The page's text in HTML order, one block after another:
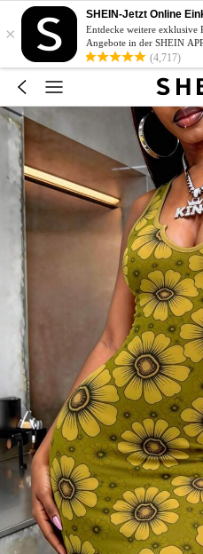
×
SHEIN-Jetzt Online
Entdecke weitere exklusive
Angebote in der SHEIN
(4,717)